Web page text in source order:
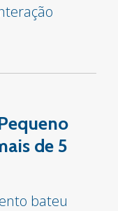
de 5
bateu